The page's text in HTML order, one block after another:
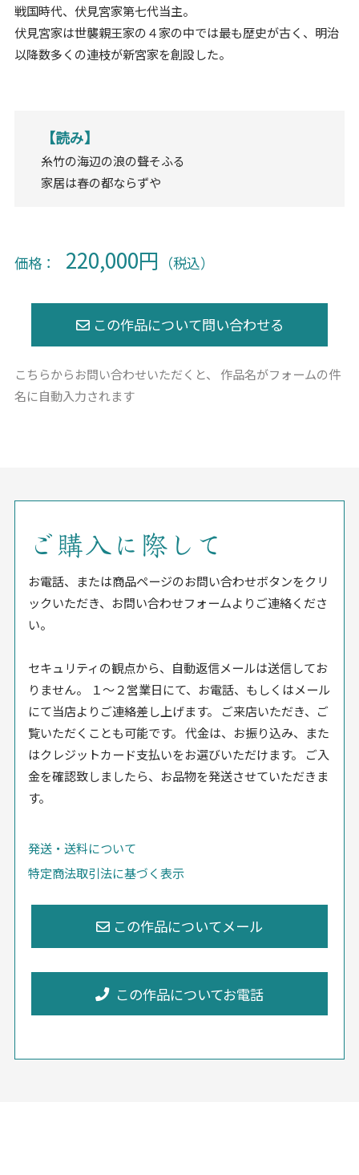
戦国時代、伏見宮家第七代当主。
伏見宮家は世襲親王家の４家の中では最も歴史が古く、明治
以降数多くの連枝が新宮家を創設した。
【読み】
糸竹の海辺の浪の聲そふる
家居は春の都ならずや
価格： 220,000円 （税込）
こちらからお問い合わせいただくと、
作品名がフォームの件
名に自動入力されます
ご購入に際して
お電話、または商品ページのお問い合わせボタンをクリ
ックいただき、お問い合わせフォームよりご連絡くださ
い。
セキュリティの観点から、自動返信メールは送信してお
りません。 １〜２営業日にて、お電話、もしくはメール
にて当店よりご連絡差し上げます。 ご来店いただき、ご
覧いただくことも可能です。 代金は、お振り込み、また
はクレジットカード支払いをお選びいただけます。 ご入
金を確認致しましたら、お品物を発送させていただきま
す。
発送・送料について
特定商法取引法に基づく表示
この作品についてお電話